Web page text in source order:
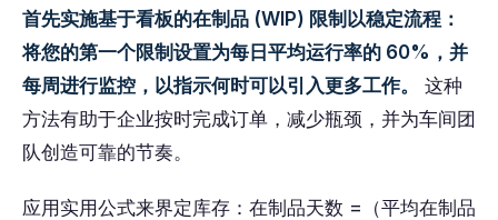
首先实施基于看板的在制品 (WIP) 限制以稳定流程：
将您的第一个限制设置为每日平均运行率的 60%，并
每周进行监控，以指示何时可以引入更多工作。
这种
方法有助于企业按时完成订单，减少瓶颈，并为车间团
队创造可靠的节奏。
应用实用公式来界定库存：在制品天数 =（平均在制品